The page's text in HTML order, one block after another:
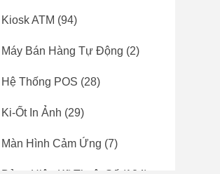
Kiosk ATM (94)
Máy Bán Hàng Tự Động (2)
Hệ Thống POS (28)
Ki-Ốt In Ảnh (29)
Màn Hình Cảm Ứng (7)